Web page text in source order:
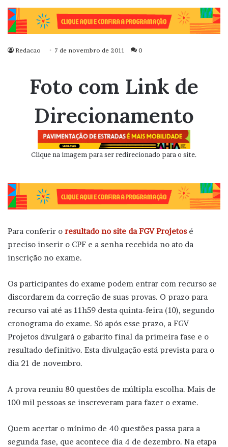
Redacao 7 de novembro de 2011 0
Foto com Link de
Direcionamento
Clique na imagem para ser redirecionado para o site.
Para conferir o resultado no site da FGV Projetos é
preciso inserir o CPF e a senha recebida no ato da
inscrição no exame.
Os participantes do exame podem entrar com recurso se
discordarem da correção de suas provas. O prazo para
recurso vai até as 11h59 desta quinta-feira (10), segundo
cronograma do exame. Só após esse prazo, a FGV
Projetos divulgará o gabarito final da primeira fase e o
resultado definitivo. Esta divulgação está prevista para o
dia 21 de novembro.
A prova reuniu 80 questões de múltipla escolha. Mais de
100 mil pessoas se inscreveram para fazer o exame.
Quem acertar o mínimo de 40 questões passa para a
segunda fase, que acontece dia 4 de dezembro. Na etapa